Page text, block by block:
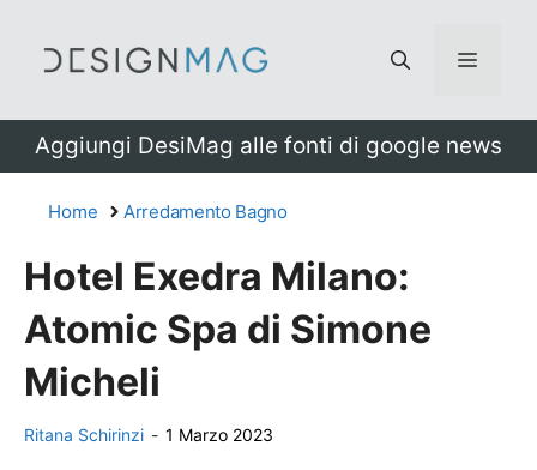
Menu
Aggiungi DesiMag alle fonti di google news
Home Arredamento Bagno
Hotel Exedra Milano:
Atomic Spa di Simone
Micheli
Ritana Schirinzi - 1 Marzo 2023